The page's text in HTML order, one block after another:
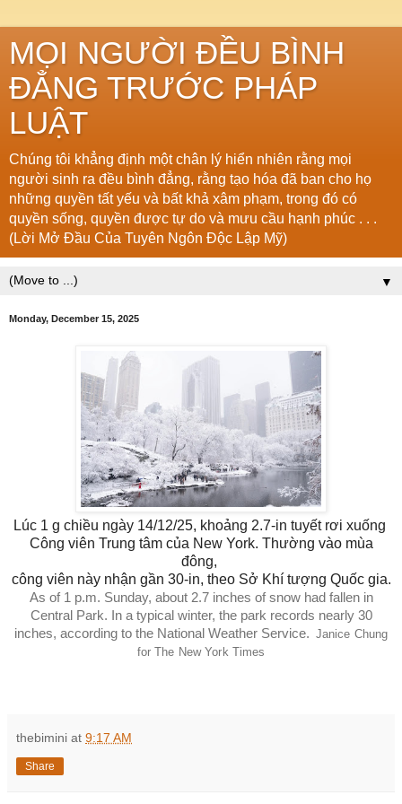
MỌI NGƯỜI ĐỀU BÌNH
ĐẲNG TRƯỚC PHÁP
LUẬT
Chúng tôi khẳng định một chân lý hiển nhiên rằng mọi
người sinh ra đều bình đẳng, rằng tạo hóa đã ban cho họ
những quyền tất yếu và bất khả xâm phạm, trong đó có
quyền sống, quyền được tự do và mưu cầu hạnh phúc . . .
(Lời Mở Đầu Của Tuyên Ngôn Độc Lập Mỹ)
▼
Monday, December 15, 2025
Lúc 1 g chiều ngày 14/12/25, khoảng 2.7-in tuyết rơi xuống
Công viên Trung tâm của New York. Thường vào mùa
đông,
công viên này nhận gần 30-in, theo Sở Khí tượng Quốc gia.
As of 1 p.m. Sunday, about 2.7 inches of snow had fallen in
Central Park. In a typical winter, the park records nearly 30
inches, according to the National Weather Service.
C
Janice Chung
for The New York Times
thebimini at 9:17 AM
Share